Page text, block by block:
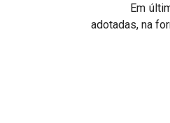
Em último
adotadas, na